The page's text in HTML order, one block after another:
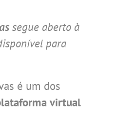
segue aberto à
para
é um dos
virtual